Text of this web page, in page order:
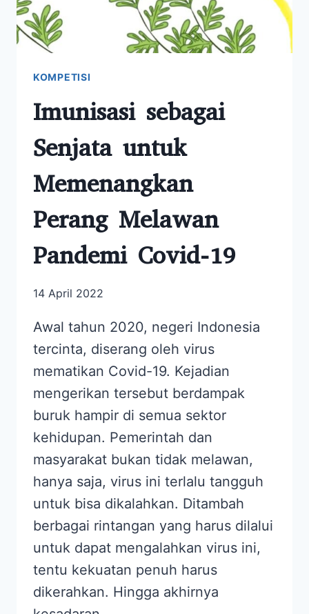
KOMPETISI
Imunisasi sebagai
Senjata untuk
Memenangkan
Perang Melawan
Pandemi Covid-19
14 April 2022
Awal tahun 2020, negeri Indonesia
tercinta, diserang oleh virus
mematikan Covid-19. Kejadian
mengerikan tersebut berdampak
buruk hampir di semua sektor
kehidupan. Pemerintah dan
masyarakat bukan tidak melawan,
hanya saja, virus ini terlalu tangguh
untuk bisa dikalahkan. Ditambah
berbagai rintangan yang harus dilalui
untuk dapat mengalahkan virus ini,
tentu kekuatan penuh harus
dikerahkan. Hingga akhirnya